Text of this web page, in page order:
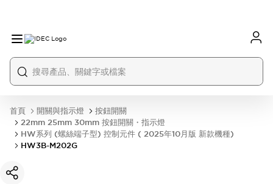
首頁 開關與指示燈
按鈕開關
22mm 25mm 30mm 按鈕開關・指示燈
HW系列 (螺絲端子型) 控制元件 ( 2025年10月版 新款機種)
HW3B-M202G